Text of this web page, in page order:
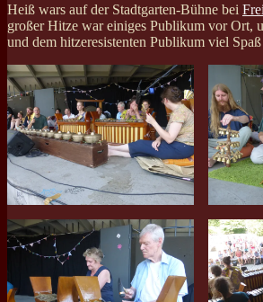
Heiß wars auf der Stadtgarten-Bühne bei
großer Hitze war einiges Publikum vor Ort,
und dem hitzeresistenten Publikum viel